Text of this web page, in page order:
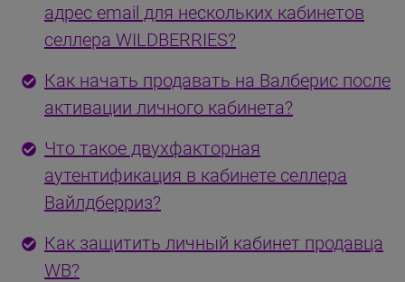
адрес email для нескольких кабинетов
селлера WILDBERRIES?
Как начать продавать на Валберис после
активации личного кабинета?
Что такое двухфакторная
аутентификация в кабинете селлера
Вайлдберриз?
Как защитить личный кабинет продавца
WB?